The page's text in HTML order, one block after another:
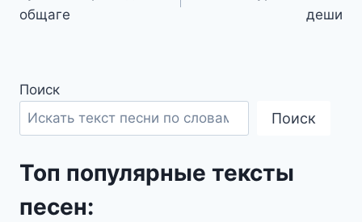
общаге
деши
Поиск
Поиск
Топ популярные тексты
песен: